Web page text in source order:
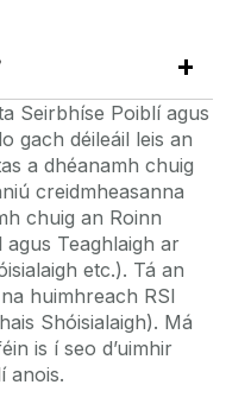
Seirbhíse Poiblí agus
gach déileáil leis an
a dhéanamh chuig
creidmheasanna
chuig an Roinn
Teaghlaigh ar
etc.). Tá an
huimhreach RSI
Shóisialaigh). Má
is í seo d’uimhir
anois.